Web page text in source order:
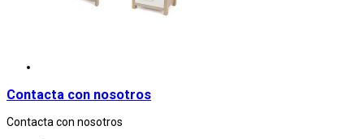
Contacta con nosotros
Contacta con nosotros